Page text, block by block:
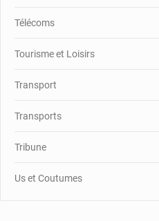
Télécoms
Tourisme et Loisirs
Transport
Transports
Tribune
Us et Coutumes